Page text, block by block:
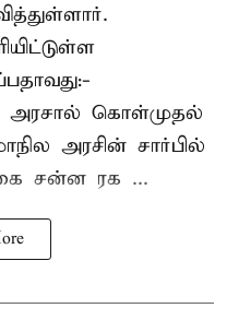
அரசால் கொள்முதல்
அரசின் சார்பில்
சன்ன ரக ...